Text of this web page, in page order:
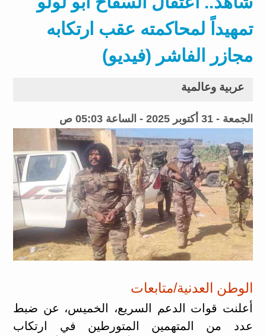
تمهيداً لمحاكمته عقب ارتكابه
مجازر الفاشر (فيديو)
عربية وعالمية
الجمعة - 31 أكتوبر 2025 - الساعة 05:03 ص
الوطن العدنية/متابعات
أعلنت قوات الدعم السريع، الخميس، عن ضبط
عدد من المتهمين المتورطين في ارتكاب